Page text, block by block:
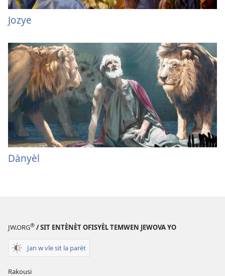
Jozye
Dànyèl
JW.ORG® / SIT ENTÈNÈT OFISYÈL TEMWEN JEWOVA YO
Jan w vle sit la parèt
Rakousi